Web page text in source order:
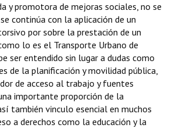
y promotora de mejoras sociales, no se
continúa con la aplicación de un
por sobre la prestación de un
lo es el Transporte Urbano de
ser entendido sin lugar a dudas como
de la planificación y movilidad pública,
de acceso al trabajo y fuentes
importante proporción de la
también vinculo esencial en muchos
a derechos como la educación y la